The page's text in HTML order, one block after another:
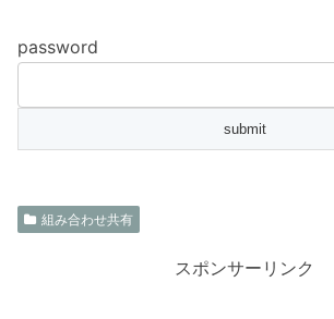
password
組み合わせ共有
スポンサーリンク